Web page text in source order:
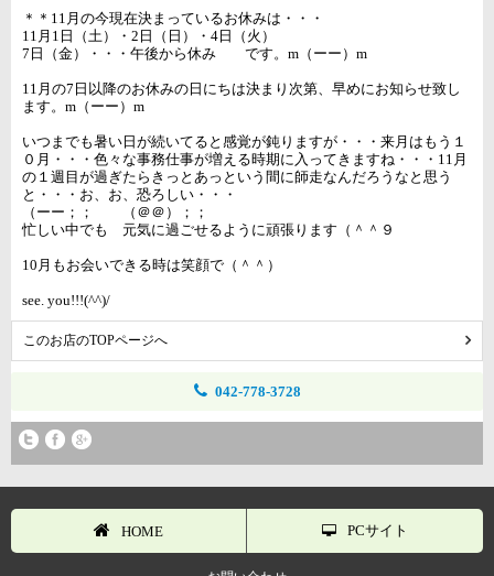
＊＊11月の今現在決まっているお休みは・・・
11月1日（土）・2日（日）・4日（火）
7日（金）・・・午後から休み です。m（ーー）m
11月の7日以降のお休みの日にちは決まり次第、早めにお知らせ致し
ます。m（ーー）m
いつまでも暑い日が続いてると感覚が鈍りますが・・・来月はもう１
０月・・・色々な事務仕事が増える時期に入ってきますね・・・11月
の１週目が過ぎたらきっとあっという間に師走なんだろうなと思う
と・・・お、お、恐ろしい・・・
（ーー；； （＠＠）；；
忙しい中でも 元気に過ごせるように頑張ります（＾＾９
10月もお会いできる時は笑顔で（＾＾）
see. you!!!(^^)/
このお店のTOPページへ
042-778-3728
HOME PCサイト